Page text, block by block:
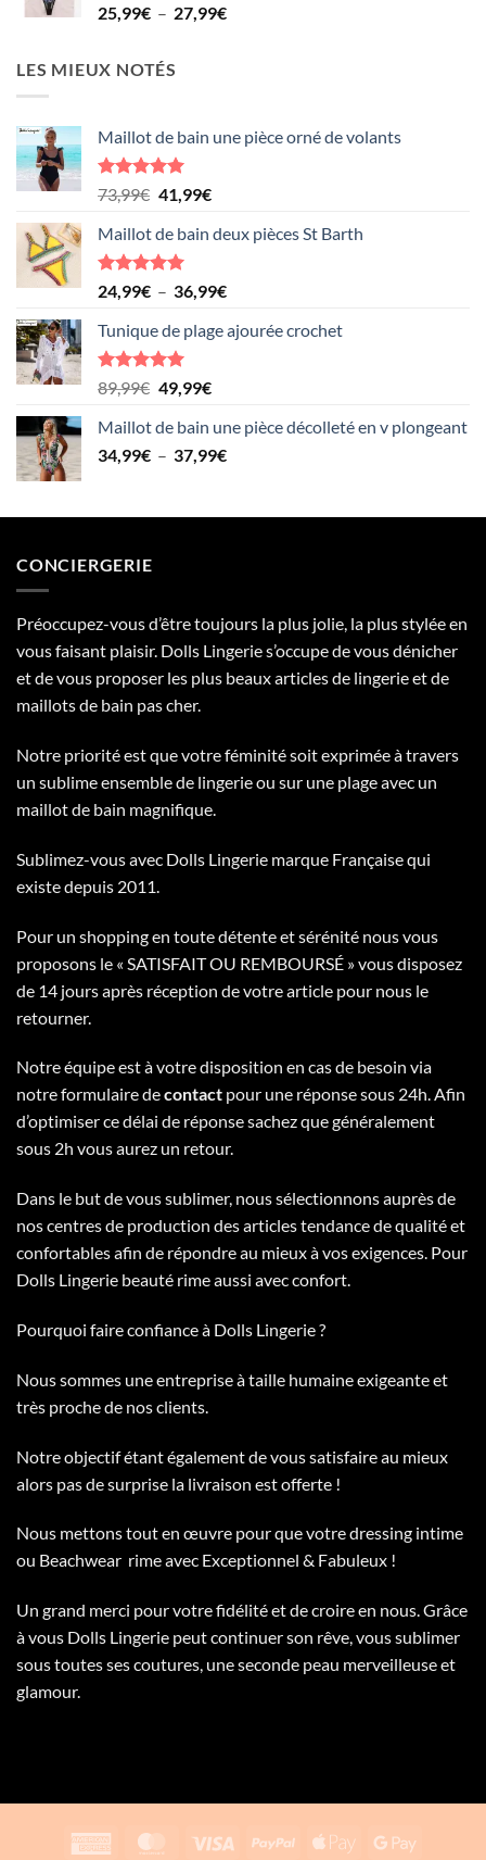
40,99€
25,99€ – 27,99€Plage
LES MIEUX NOTÉS
Maillot de bain une pièce orné de volants
Note5.00
sur 5
73,99€ Le
initial
était :
73,99€.
41,99€Le
actuel
41,99€.
Maillot de bain deux pièces St Barth
Note5.00
sur 5
24,99€ – 36,99€Plage
prix :
Tunique de plage ajourée crochet
Note5.00
sur 5
89,99€ Le
initial
était :
49,99€Le
actuel
est :
Maillot de bain une pièce décolleté en v plongeant
34,99€ – 37,99€Plage
34,99€
CONCIERGERIE
Préoccupez-vous d’être toujours la plus jolie, la plus stylée en
vous faisant plaisir. Dolls Lingerie s’occupe de vous dénicher
et de vous proposer les plus beaux articles de lingerie et de
maillots de bain pas cher.
Notre priorité est que votre féminité soit exprimée à travers
un sublime ensemble de lingerie ou sur une plage avec un
maillot de bain magnifique.
Sublimez-vous avec Dolls Lingerie marque Française qui
existe depuis 2011.
Pour un shopping en toute détente et sérénité nous vous
proposons le « SATISFAIT OU REMBOURSÉ » vous disposez
de 14 jours après réception de votre article pour nous le
retourner.
Notre équipe est à votre disposition en cas de besoin via
notre formulaire decontact pour une réponse sous 24h. Afin
d’optimiser ce délai de réponse sachez que généralement
sous 2h vous aurez un retour.
Dans le but de vous sublimer, nous sélectionnons auprès de
nos centres de production des articles tendance de qualité et
confortables afin de répondre au mieux à vos exigences. Pour
Dolls Lingerie beauté rime aussi avec confort.
Pourquoi faire confiance à Dolls Lingerie ?
Nous sommes une entreprise à taille humaine exigeante et
très proche de nos clients.
Notre objectif étant également de vous satisfaire au mieux
alors pas de surprise la livraison est offerte !
Nous mettons tout en œuvre pour que votre dressing intime
ou Beachwear rime avec Exceptionnel & Fabuleux !
Un grand merci pour votre fidélité et de croire en nous. Grâce
à vous Dolls Lingerie peut continuer son rêve, vous sublimer
sous toutes ses coutures, une seconde peau merveilleuse et
glamour.
American
MasterCardVisa PayPal
Apple
Google